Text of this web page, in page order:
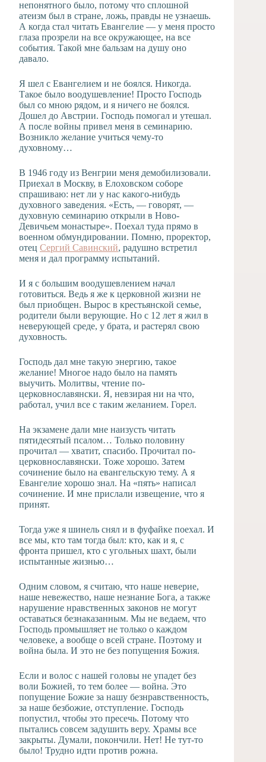
непонятного было, потому что сплошной
атеизм был в стране, ложь, правды не узнаешь.
А когда стал читать Евангелие — у меня просто
глаза прозрели на все окружающее, на все
события. Такой мне бальзам на душу оно
давало.
Я шел с Евангелием и не боялся. Никогда.
Такое было воодушевление! Просто Господь
был со мною рядом, и я ничего не боялся.
Дошел до Австрии. Господь помогал и утешал.
А после войны привел меня в семинарию.
Возникло желание учиться чему-то
духовному…
В 1946 году из Венгрии меня демобилизовали.
Приехал в Москву, в Елоховском соборе
спрашиваю: нет ли у нас какого-нибудь
духовного заведения. «Есть, — говорят, —
духовную семинарию открыли в Ново-
Девичьем монастыре». Поехал туда прямо в
военном обмундировании. Помню, проректор,
отец Сергий Савинский, радушно встретил
меня и дал программу испытаний.
И я с большим воодушевлением начал
готовиться. Ведь я же к церковной жизни не
был приобщен. Вырос в крестьянской семье,
родители были верующие. Но с 12 лет я жил в
неверующей среде, у брата, и растерял свою
духовность.
Господь дал мне такую энергию, такое
желание! Многое надо было на память
выучить. Молитвы, чтение по-
церковнославянски. Я, невзирая ни на что,
работал, учил все с таким желанием. Горел.
На экзамене дали мне наизусть читать
пятидесятый псалом… Только половину
прочитал — хватит, спасибо. Прочитал по-
церковнославянски. Тоже хорошо. Затем
сочинение было на евангельскую тему. А я
Евангелие хорошо знал. На «пять» написал
сочинение. И мне прислали извещение, что я
принят.
Тогда уже я шинель снял и в фуфайке поехал. И
все мы, кто там тогда был: кто, как и я, с
фронта пришел, кто с угольных шахт, были
испытанные жизнью…
Одним словом, я считаю, что наше неверие,
наше невежество, наше незнание Бога, а также
нарушение нравственных законов не могут
оставаться безнаказанным. Мы не ведаем, что
Господь промышляет не только о каждом
человеке, а вообще о всей стране. Поэтому и
война была. И это не без попущения Божия.
Если и волос с нашей головы не упадет без
воли Божией, то тем более — война. Это
попущение Божие за нашу безнравственность,
за наше безбожие, отступление. Господь
попустил, чтобы это пресечь. Потому что
пытались совсем задушить веру. Храмы все
закрыты. Думали, покончили. Нет! Не тут-то
было! Трудно идти против рожна.